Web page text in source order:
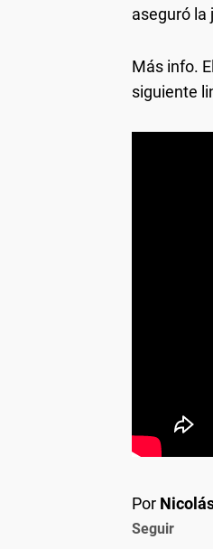
aseguró la
Más info.
siguiente
Por
Seguir